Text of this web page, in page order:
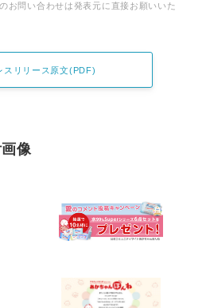
お問い合わせは発表元に直接お願いいた
スリリース原文(PDF)
像